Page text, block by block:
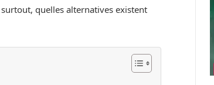
quelles alternatives existent